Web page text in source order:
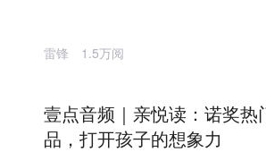
雷锋 1.5万阅
壹点音频｜亲悦读：诺奖
品，打开孩子的想象力